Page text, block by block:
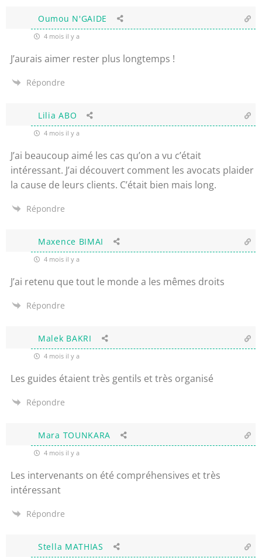
Oumou N'GAIDE
4 mois il y a
J’aurais aimer rester plus longtemps !
Répondre
Lilia ABO
4 mois il y a
J’ai beaucoup aimé les cas qu’on a vu c’était
intéressant. J’ai découvert comment les avocats plaider
la cause de leurs clients. C’était bien mais long.
Répondre
Maxence BIMAI
4 mois il y a
J’ai retenu que tout le monde a les mêmes droits
Répondre
Malek BAKRI
4 mois il y a
Les guides étaient très gentils et très organisé
Répondre
Mara TOUNKARA
4 mois il y a
Les intervenants on été compréhensives et très
intéressant
Répondre
Stella MATHIAS